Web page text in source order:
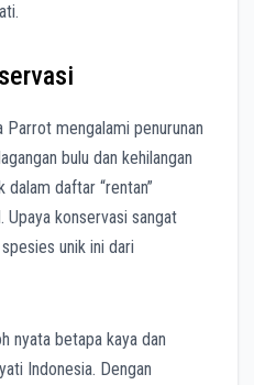
Parrot mengalami penurunan
bulu dan kehilangan
dalam daftar “rentan”
Upaya konservasi sangat
unik ini dari
nyata betapa kaya dan
Indonesia. Dengan